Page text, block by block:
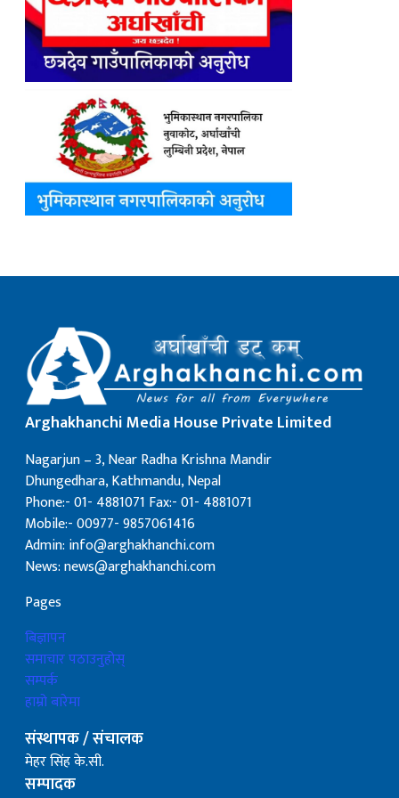
Arghakhanchi Media House Private Limited
Nagarjun – 3, Near Radha Krishna Mandir
Dhungedhara, Kathmandu, Nepal
Phone:- 01- 4881071 Fax:- 01- 4881071
Mobile:- 00977- 9857061416
Admin: info@arghakhanchi.com
News: news@arghakhanchi.com
Pages
बिज्ञापन
समाचार पठाउनुहोस्
सम्पर्क
हाम्रो बारेमा
संस्थापक / संचालक
मेहर सिंह के.सी.
सम्पादक